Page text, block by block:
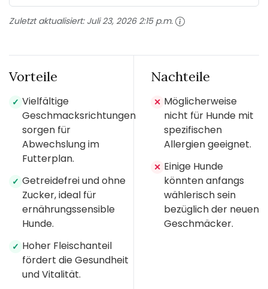
Zuletzt aktualisiert: Juli 23, 2026 2:15 p.m.
Vorteile
✓ Vielfältige
Geschmacksrichtungen
sorgen für
Abwechslung im
Futterplan.
✓ Getreidefrei und ohne
Zucker, ideal für
ernährungssensible
Hunde.
✓ Hoher Fleischanteil
fördert die Gesundheit
und Vitalität.
Nachteile
✕ Möglicherweise
nicht für Hunde mit
spezifischen
Allergien geeignet.
✕ Einige Hunde
könnten anfangs
wählerisch sein
bezüglich der neuen
Geschmäcker.